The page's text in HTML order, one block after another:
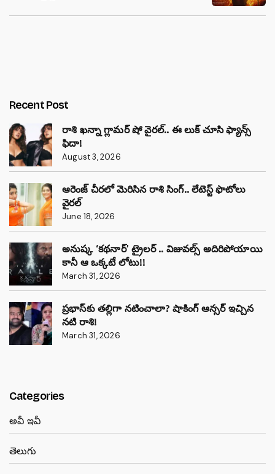
Recent Post
రాశి ఖన్నా గ్లామర్ షో వైరల్.. ఈ లుక్ చూసి ఫ్యాన్స్
ఫిదా!
August 3, 2026
ఆరెంజ్ చీరలో మెరిసిన రాశి సింగ్.. లేటెస్ట్ ఫొటోలు
వైరల్
June 18, 2026
అనుష్క ‘కథనార్’ ట్రైలర్ .. విజువల్స్ అదిరిపోయాయి
కానీ ఆ ఒక్కటే లోటు!!
March 31, 2026
ప్రభాస్‌కు తల్లిగా నటించాలా? షాకింగ్ ఆన్సర్ ఇచ్చిన
నటి రాశి!
March 31, 2026
Categories
అవీ ఇవీ
తెలుగు